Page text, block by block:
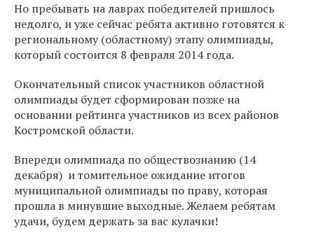
Но пребывать на лаврах победителей пришлось
недолго, и уже сейчас ребята активно готовятся к
региональному (областному) этапу олимпиады,
который состоится 8 февраля 2014 года.
Окончательный список участников областной
олимпиады будет сформирован позже на
основании рейтинга участников из всех районов
Костромской области.
Впереди олимпиада по обществознанию (14
декабря) и томительное ожидание итогов
муниципальной олимпиады по праву, которая
прошла в минувшие выходные. Желаем ребятам
удачи, будем держать за вас кулачки!